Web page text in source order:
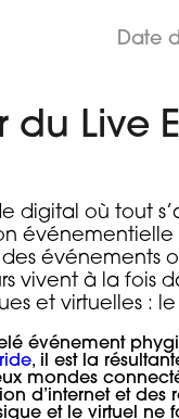
TV
Date
du Live
digital où tout
événementielle
événements
vivent à la fois
et virtuelles : le
événement
, il est la
mondes
d’internet et des
et le virtuel ne